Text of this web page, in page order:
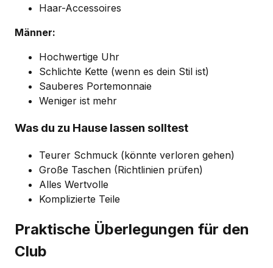
Haar-Accessoires
Männer:
Hochwertige Uhr
Schlichte Kette (wenn es dein Stil ist)
Sauberes Portemonnaie
Weniger ist mehr
Was du zu Hause lassen solltest
Teurer Schmuck (könnte verloren gehen)
Große Taschen (Richtlinien prüfen)
Alles Wertvolle
Komplizierte Teile
Praktische Überlegungen für den
Club